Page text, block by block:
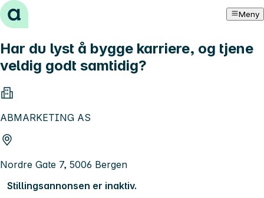
Hopp til innhold Meny
Har du lyst å bygge karriere, og tjene
veldig godt samtidig?
ABMARKETING AS
Nordre Gate 7, 5006 Bergen
Stillingsannonsen er inaktiv.